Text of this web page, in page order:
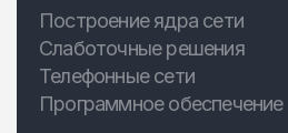
Построение ядра сети
Слаботочные решения
Телефонные сети
Программное обеспечение